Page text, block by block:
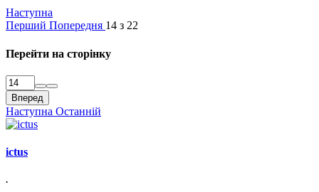
Наступна
Перший Попередня 14 з 22
Перейти на сторінку
Вперед
Наступна Останній
ictus
.